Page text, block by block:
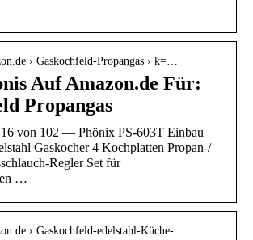
› Gaskochfeld-Propangas › k=…
Auf Amazon.de Für:
Propangas
16 von 102 — Phönix PS-603T Einbau
Gaskocher 4 Kochplatten Propan-/
Regler Set für
…
› Gaskochfeld-edelstahl-Küche-…